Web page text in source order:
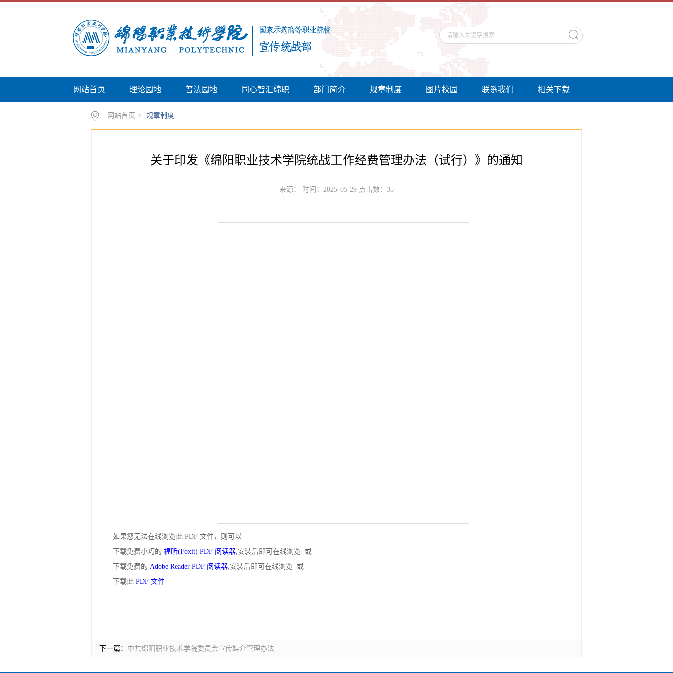
网站首页 理论园地 普法园地 同心智汇绵职 部门简介 规章制度 图片校园 联系我们 相关下载
网站首页 > 规章制度
关于印发《绵阳职业技术学院统战工作经费管理办法（试行）》的通知
来源： 时间：2025-05-29 点击数： 35
如果您无法在线浏览此 PDF 文件，则可以
下载免费小巧的 福昕(Foxit) PDF 阅读器,安装后即可在线浏览 或
下载免费的 Adobe Reader PDF 阅读器,安装后即可在线浏览 或
下载此 PDF 文件
下一篇： 中共绵阳职业技术学院委员会宣传媒介管理办法